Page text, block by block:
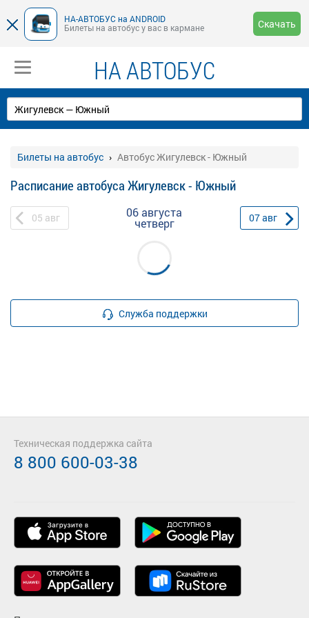
НА-АВТОБУС на ANDROID
Билеты на автобус у вас в кармане
Скачать
НА АВТОБУС
Билеты на автобус Автобус Жигулевск - Южный
Расписание автобуса Жигулевск - Южный
05 авг 06 августа
четверг 07авг
Служба поддержки
Техническая поддержка сайта
8 800 600-03-38